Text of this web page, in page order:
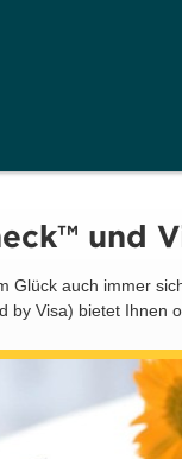
und
Glück auch immer
Visa) bietet Ihnen